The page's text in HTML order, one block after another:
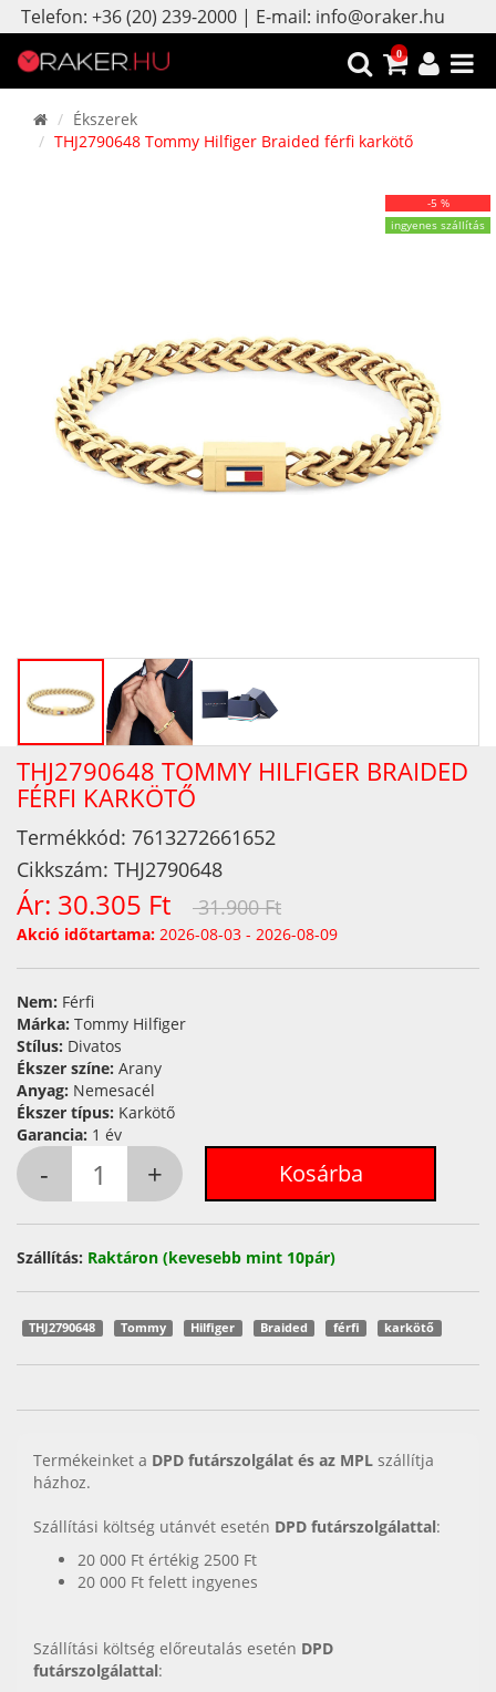
Telefon: +36 (20) 239-2000 | E-mail: info@oraker.hu
0
Ékszerek
THJ2790648 Tommy Hilfiger Braided férfi karkötő
-5 %
ingyenes szállítás
THJ2790648 TOMMY HILFIGER BRAIDED
FÉRFI KARKÖTŐ
Termékkód: 7613272661652
Cikkszám: THJ2790648
Ár: 30.305 Ft 31.900 Ft
Akció időtartama: 2026-08-03 - 2026-08-09
Nem: Férfi
Márka: Tommy Hilfiger
Stílus: Divatos
Ékszer színe: Arany
Anyag: Nemesacél
Ékszer típus: Karkötő
Garancia: 1 év
Szállítás: Raktáron (kevesebb mint 10pár)
THJ2790648 Tommy Hilfiger Braided férfi karkötő
Termékeinket a DPD futárszolgálat és az MPL szállítja
házhoz.
Szállítási költség utánvét esetén DPD futárszolgálattal:
20 000 Ft értékig 2500 Ft
20 000 Ft felett ingyenes
Szállítási költség előreutalás esetén DPD
futárszolgálattal: